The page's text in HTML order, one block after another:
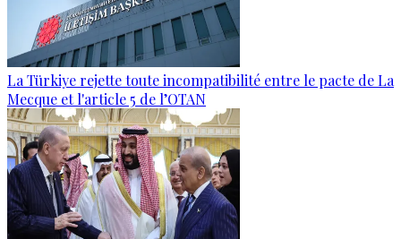
La Türkiye rejette toute incompatibilité entre le pacte de La
Mecque et l'article 5 de l’OTAN